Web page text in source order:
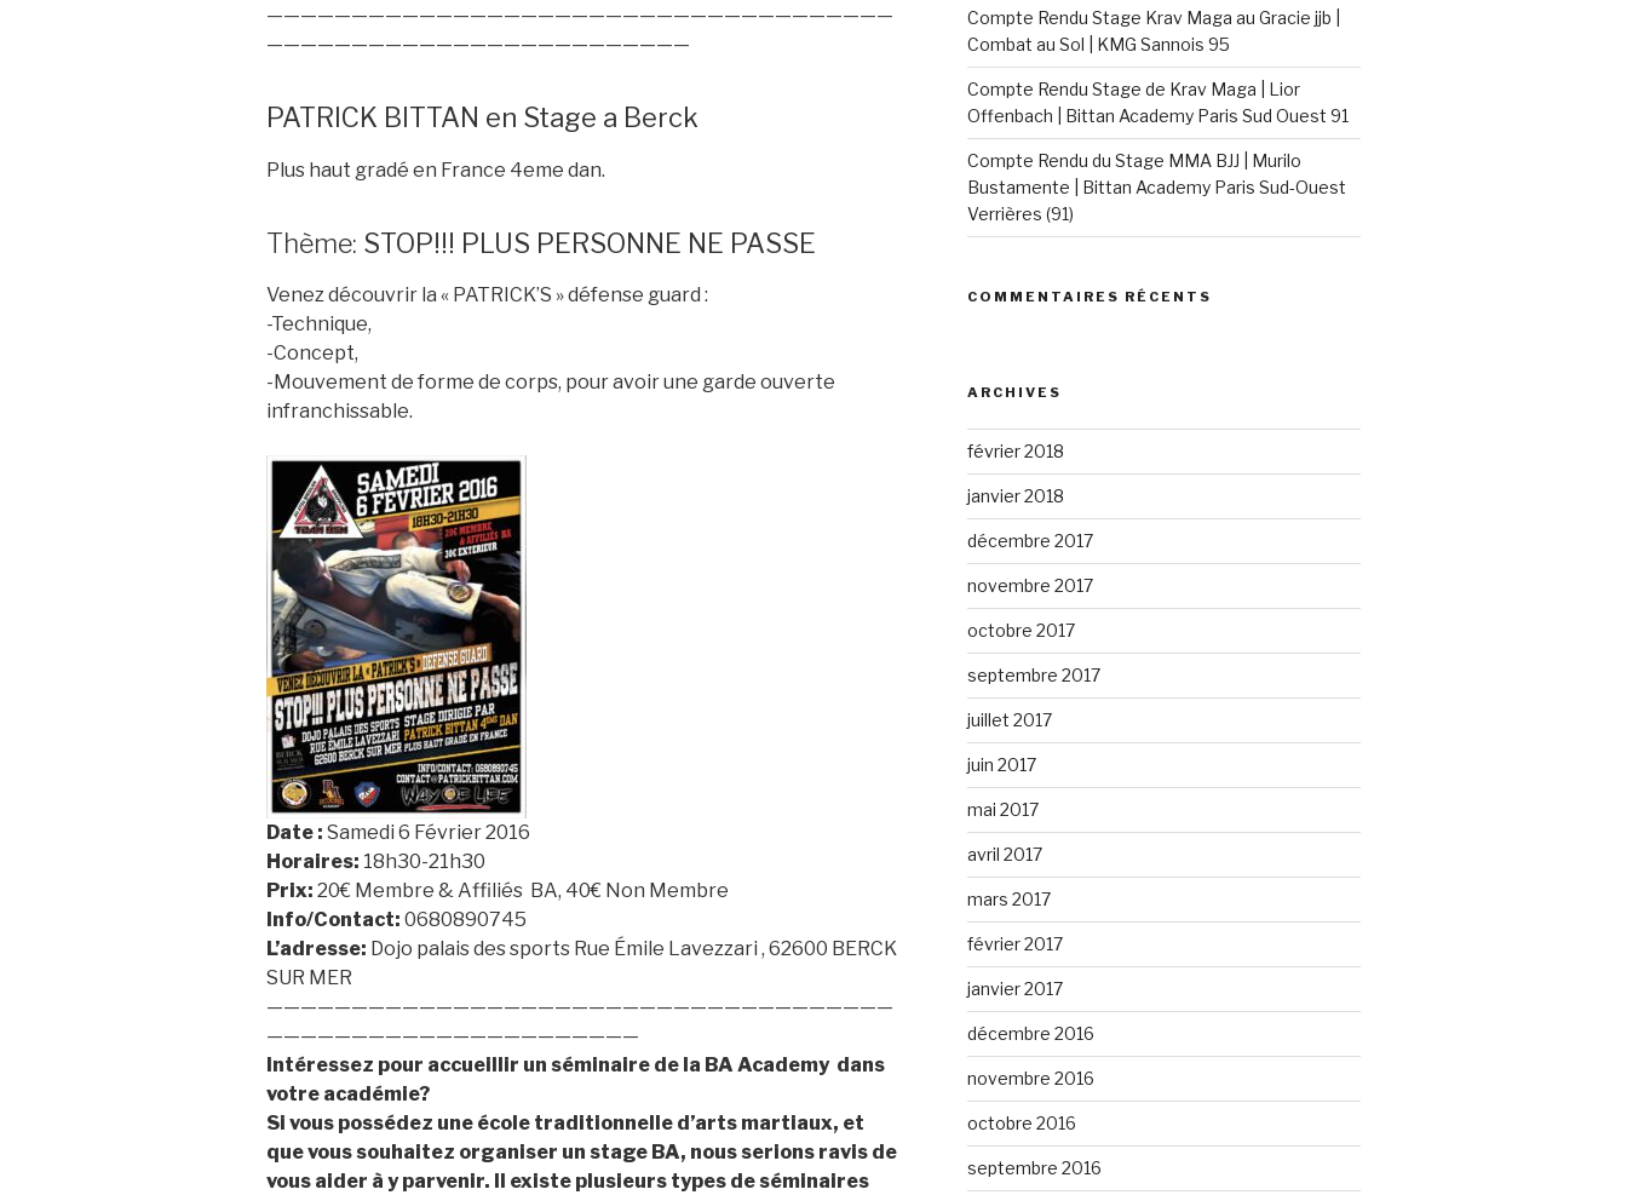
—————————————————————————————————————
—————————————————————————
PATRICK BITTAN en Stage a Berck
Plus haut gradé en France 4eme dan.
Thème: STOP!!! PLUS PERSONNE NE PASSE
Venez découvrir la « PATRICK’S » défense guard :
-Technique,
-Concept,
-Mouvement de forme de corps, pour avoir une garde ouverte
infranchissable.
Date : Samedi 6 Février 2016
Horaires: 18h30-21h30
Prix: 20€ Membre & Affiliés BA, 40€ Non Membre
Info/Contact: 0680890745
L’adresse: Dojo palais des sports Rue Émile Lavezzari , 62600 BERCK
SUR MER
—————————————————————————————————————
——————————————————————
Intéressez pour accueillir un séminaire de la BA Academy dans
votre académie?
Si vous possédez une école traditionnelle d’arts martiaux, et
que vous souhaitez organiser un stage BA, nous serions ravis de
vous aider à y parvenir. Il existe plusieurs types de séminaires
Compte Rendu Stage Krav Maga au Gracie jjb |
Combat au Sol | KMG Sannois 95
Compte Rendu Stage de Krav Maga | Lior
Offenbach | Bittan Academy Paris Sud Ouest 91
Compte Rendu du Stage MMA BJJ | Murilo
Bustamente | Bittan Academy Paris Sud-Ouest
Verrières (91)
COMMENTAIRES RÉCENTS
ARCHIVES
février 2018
janvier 2018
décembre 2017
novembre 2017
octobre 2017
septembre 2017
juillet 2017
juin 2017
mai 2017
avril 2017
mars 2017
février 2017
janvier 2017
décembre 2016
novembre 2016
octobre 2016
septembre 2016